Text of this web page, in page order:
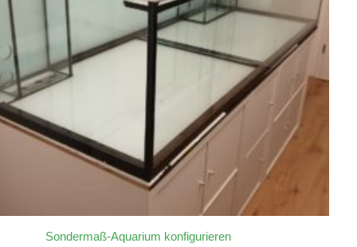
Sondermaß-Aquarium konfigurieren